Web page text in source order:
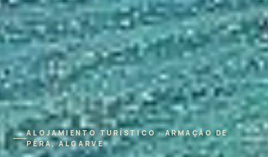
ALOJAMIENTO TURÍSTICO · ARMAÇÃO DE
PÊRA, ALGARVE